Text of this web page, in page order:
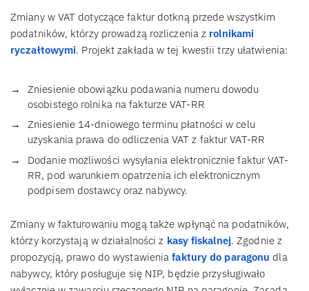
Zmiany w VAT dotyczące faktur dotkną przede wszystkim
podatników, którzy prowadzą rozliczenia z rolnikami
ryczałtowymi. Projekt zakłada w tej kwestii trzy ułatwienia:
Zniesienie obowiązku podawania numeru dowodu
osobistego rolnika na fakturze VAT-RR
Zniesienie 14-dniowego terminu płatności w celu
uzyskania prawa do odliczenia VAT z faktur VAT-RR
Dodanie możliwości wysyłania elektronicznie faktur VAT-
RR, pod warunkiem opatrzenia ich elektronicznym
podpisem dostawcy oraz nabywcy.
Zmiany w fakturowaniu mogą także wpłynąć na podatników,
którzy korzystają w działalności z kasy fiskalnej. Zgodnie z
propozycją, prawo do wystawieniafaktury do paragonu dla
nabywcy, który posługuje się NIP, będzie przysługiwało